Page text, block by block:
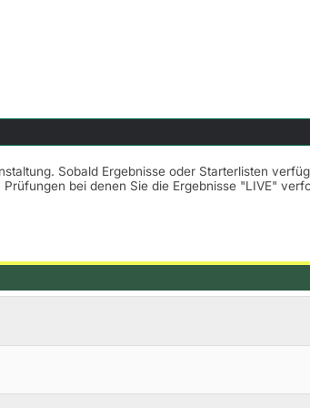
Sobald Ergebnisse oder Starterlisten
bei denen Sie die Ergebnisse "LIVE"